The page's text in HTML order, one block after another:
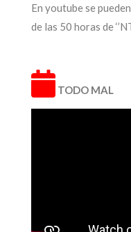
En youtube se
de las 50 horas de
TODO MAL